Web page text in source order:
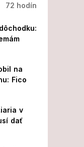
72 hodín
na
Fico
v
dať